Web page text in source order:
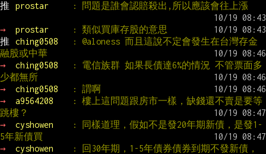
推
prostar : 問題是誰會認賠殺出,所以應該會往上漲
→ prostar
: 類似買庫存股的意思
推
ching0508
: @aloness 而且這說不定會發生在台灣存金
融股或中華
→
ching0508
: 電信族群 如果長債達6%的情況 不管票面多
少都無所
→
ching0508
: 謂啊
→
a9564208
: 樓上這問題跟房市一樣，缺錢還不賣是要等
跳樓？
→
cyshowen
: 同樣道理，假如不是發20年期新債，是發1-
5年新債買
→
cyshowen
: 回30年期，1-5年債券債券到期不發新債，